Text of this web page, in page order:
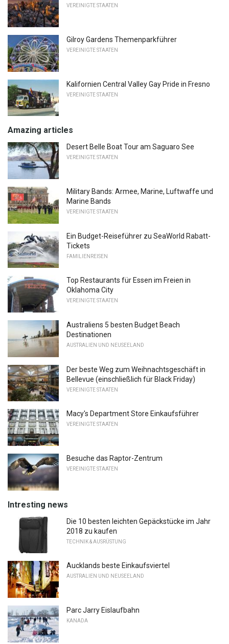
VEREINIGTE STAATEN
Gilroy Gardens Themenparkführer
VEREINIGTE STAATEN
Kalifornien Central Valley Gay Pride in Fresno
VEREINIGTE STAATEN
Amazing articles
Desert Belle Boat Tour am Saguaro See
VEREINIGTE STAATEN
Military Bands: Armee, Marine, Luftwaffe und
Marine Bands
VEREINIGTE STAATEN
Ein Budget-Reiseführer zu SeaWorld Rabatt-
Tickets
FAMILIENREISEN
Top Restaurants für Essen im Freien in
Oklahoma City
VEREINIGTE STAATEN
Australiens 5 besten Budget Beach
Destinationen
AUSTRALIEN UND NEUSEELAND
Der beste Weg zum Weihnachtsgeschäft in
Bellevue (einschließlich für Black Friday)
VEREINIGTE STAATEN
Macy's Department Store Einkaufsführer
VEREINIGTE STAATEN
Besuche das Raptor-Zentrum
VEREINIGTE STAATEN
Intresting news
Die 10 besten leichten Gepäckstücke im Jahr
2018 zu kaufen
TECHNIK & AUSRÜSTUNG
Aucklands beste Einkaufsviertel
AUSTRALIEN UND NEUSEELAND
Parc Jarry Eislaufbahn
KANADA